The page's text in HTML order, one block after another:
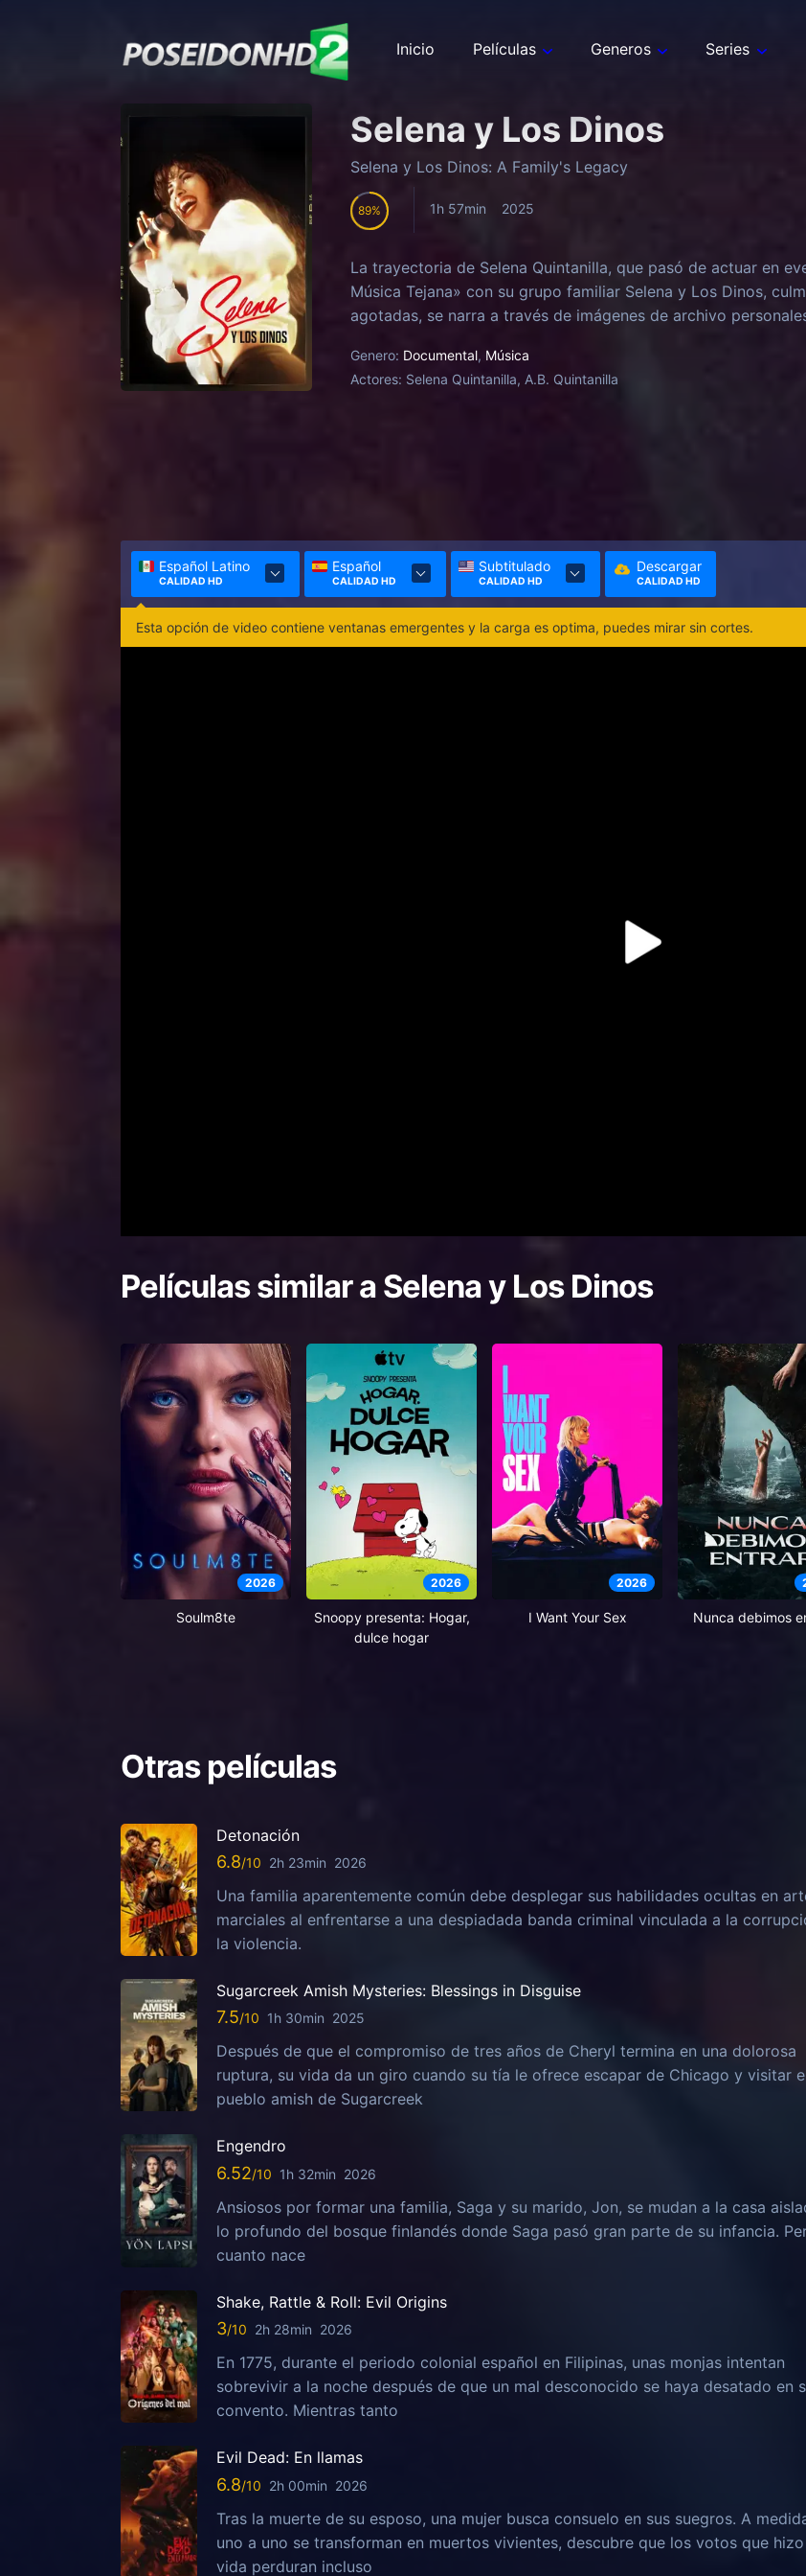
Inicio Películas Generos Series
Selena y Los Dinos
Selena y Los Dinos: A Family's Legacy
89 1h 57min 2025
La trayectoria de Selena Quintanilla, que pasó de actuar en
Música Tejana» con su grupo familiar Selena y Los Dinos,
agotadas, se narra a través de imágenes de archivo
Genero: Documental, Música
Actores: Selena Quintanilla, A.B. Quintanilla
Español Latino
CALIDAD HD
Español
CALIDAD HD
Subtitulado
CALIDAD HD
Descargar
CALIDAD HD
Esta opción de video contiene ventanas emergentes y la carga es optima, puedes mirar sin cortes.
Películas similar a Selena y Los Dinos
2026
Soulm8te
2026
Snoopy presenta: Hogar,
dulce hogar
2026
I Want Your Sex Nunca debimos
Otras películas
Detonación
6.8 2h 23min 2026
Una familia aparentemente común debe desplegar sus habilidades ocultas en
marciales al enfrentarse a una despiadada banda criminal vinculada a la
la violencia.
Sugarcreek Amish Mysteries: Blessings in Disguise
7.5 1h 30min 2025
Después de que el compromiso de tres años de Cheryl termina en una dolorosa
ruptura, su vida da un giro cuando su tía le ofrece escapar de Chicago y visitar
pueblo amish de Sugarcreek
Engendro
6.52 1h 32min 2026
Ansiosos por formar una familia, Saga y su marido, Jon, se mudan a la casa
lo profundo del bosque finlandés donde Saga pasó gran parte de su infancia.
cuanto nace
Shake, Rattle & Roll: Evil Origins
3 2h 28min 2026
En 1775, durante el periodo colonial español en Filipinas, unas monjas intentan
sobrevivir a la noche después de que un mal desconocido se haya desatado en
convento. Mientras tanto
Evil Dead: En llamas
6.8 2h 00min 2026
Tras la muerte de su esposo, una mujer busca consuelo en sus suegros. A
uno a uno se transforman en muertos vivientes, descubre que los votos que hizo
vida perduran incluso